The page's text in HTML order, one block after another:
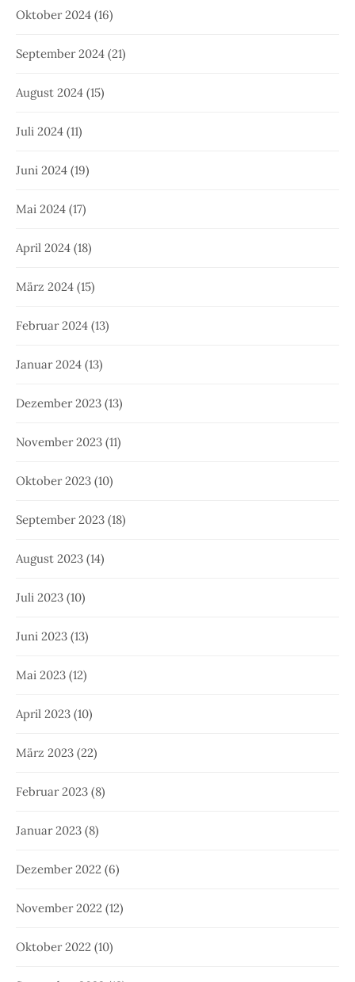
Oktober 2024 (16)
September 2024 (21)
August 2024 (15)
Juli 2024 (11)
Juni 2024 (19)
Mai 2024 (17)
April 2024 (18)
März 2024 (15)
Februar 2024 (13)
Januar 2024 (13)
Dezember 2023 (13)
November 2023 (11)
Oktober 2023 (10)
September 2023 (18)
August 2023 (14)
Juli 2023 (10)
Juni 2023 (13)
Mai 2023 (12)
April 2023 (10)
März 2023 (22)
Februar 2023 (8)
Januar 2023 (8)
Dezember 2022 (6)
November 2022 (12)
Oktober 2022 (10)